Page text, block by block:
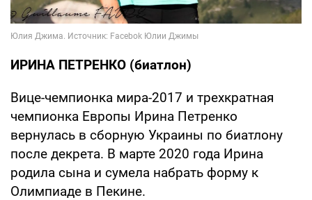
ИРИНА ПЕТРЕНКО (биатлон)
Вице-чемпионка мира-2017 и трехкратная
чемпионка Европы Ирина Петренко
вернулась в сборную Украины по биатлону
после декрета. В марте 2020 года Ирина
родила сына и сумела набрать форму к
Олимпиаде в Пекине.